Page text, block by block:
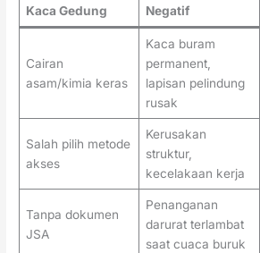
Kaca Gedung
Negatif
Cairan
asam/kimia keras
Kaca buram
permanent,
lapisan pelindung
rusak
Salah pilih metode
akses
Kerusakan
struktur,
kecelakaan kerja
Tanpa dokumen
JSA
Penanganan
darurat terlambat
saat cuaca buruk